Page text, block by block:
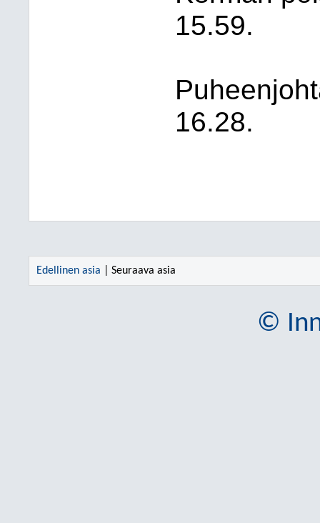
15.59.
16.28.
Edellinen asia | Seuraava asia
©